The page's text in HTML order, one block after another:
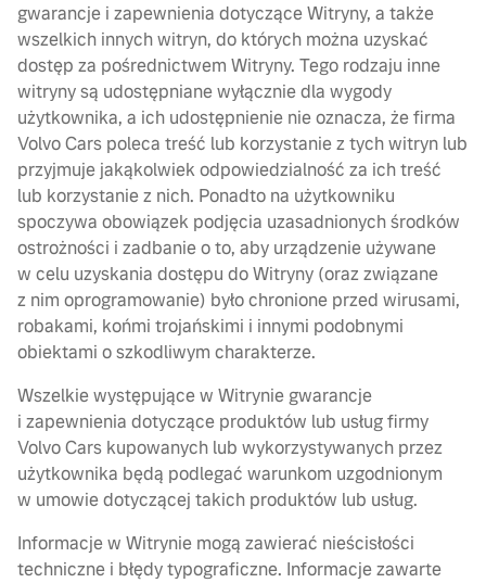
gwarancje i zapewnienia dotyczące Witryny, a także
wszelkich innych witryn, do których można uzyskać
dostęp za pośrednictwem Witryny. Tego rodzaju inne
witryny są udostępniane wyłącznie dla wygody
użytkownika, a ich udostępnienie nie oznacza, że firma
Volvo Cars poleca treść lub korzystanie z tych witryn lub
przyjmuje jakąkolwiek odpowiedzialność za ich treść
lub korzystanie z nich. Ponadto na użytkowniku
spoczywa obowiązek podjęcia uzasadnionych środków
ostrożności i zadbanie o to, aby urządzenie używane
w celu uzyskania dostępu do Witryny (oraz związane
z nim oprogramowanie) było chronione przed wirusami,
robakami, końmi trojańskimi i innymi podobnymi
obiektami o szkodliwym charakterze.
Wszelkie występujące w Witrynie gwarancje
i zapewnienia dotyczące produktów lub usług firmy
Volvo Cars kupowanych lub wykorzystywanych przez
użytkownika będą podlegać warunkom uzgodnionym
w umowie dotyczącej takich produktów lub usług.
Informacje w Witrynie mogą zawierać nieścisłości
techniczne i błędy typograficzne. Informacje zawarte